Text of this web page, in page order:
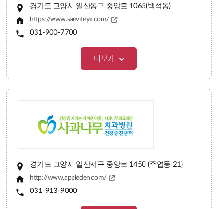
경기도 고양시 일산동구 중앙로 1065(백석동)
https://www.saeviteye.com/
031-900-7700
더보기
경기도 고양시 일산서구 중앙로 1450 (주엽동 21)
http://www.appleden.com/
031-913-9000